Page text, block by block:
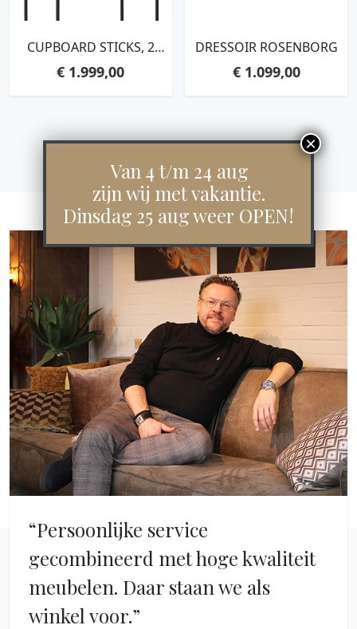
CUPBOARD STICKS, 2
SHELVES,180X90X50 CM,
€ 1.999,00
DRESSOIR ROSENBORG
€1.099,00
“Persoonlijke service
gecombineerd met hoge kwaliteit
meubelen. Daar staan we als
winkel voor.”
Van 4 t/m 24 aug
zijn wij met vakantie.
Dinsdag 25 aug weer OPEN!